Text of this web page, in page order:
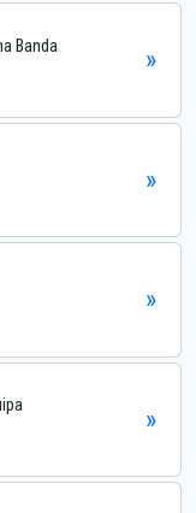
Banda »
»
»
»